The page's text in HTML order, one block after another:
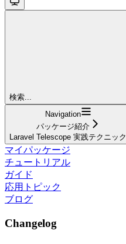
検索...
Navigation
パッケージ紹介
Laravel Telescope 実践テクニック
マイパッケージ
チュートリアル
ガイド
応用トピック
ブログ
Changelog